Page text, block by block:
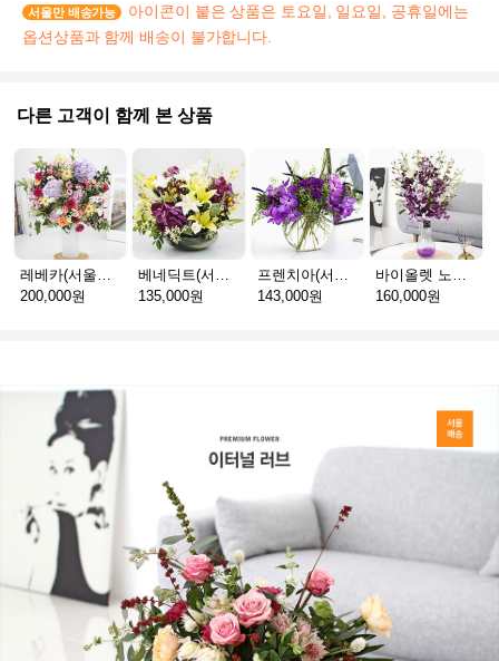
서울만 배송가능
아이콘이 붙은 상품은 토요일, 일요일, 공휴일에는
옵션상품과 함께 배송이 불가합니다.
다른 고객이 함께 본 상품
레베카(서울P_예약배송)
200,000원
베네딕트(서울P_예약배송)
135,000원
프렌치아(서울P_예약배송)
143,000원
바이올렛 노블(서울P_예약배송)
160,000원